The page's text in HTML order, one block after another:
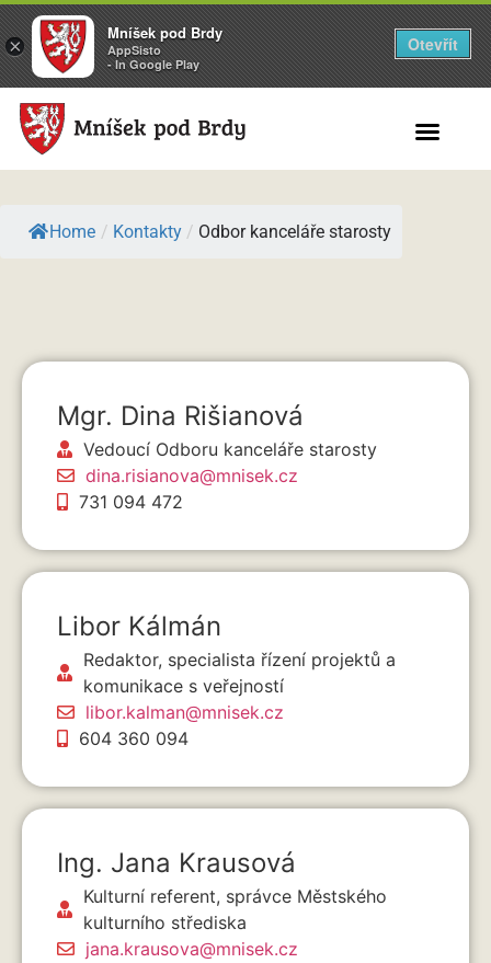
Home / Kontakty / Odbor kanceláře starosty
Mgr. Dina Rišianová
Vedoucí Odboru kanceláře starosty
dina.risianova@mnisek.cz
731 094 472
Libor Kálmán
Redaktor, specialista řízení projektů a
komunikace s veřejností
libor.kalman@mnisek.cz
604 360 094
Ing. Jana Krausová
Kulturní referent, správce Městského
kulturního střediska
jana.krausova@mnisek.cz
×
Mníšek pod Brdy
AppSisto
- In Google Play
Otevřít